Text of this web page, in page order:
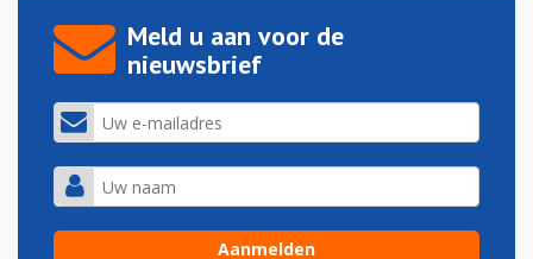
Meld u aan voor de
nieuwsbrief